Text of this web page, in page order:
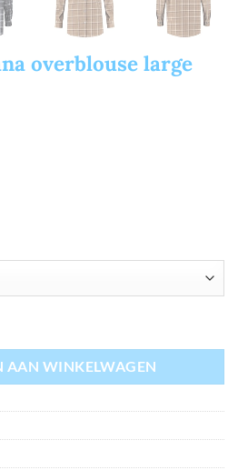
overblouse large
AAN WINKELWAGEN